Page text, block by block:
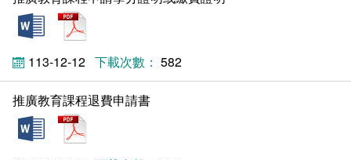
doc
113-12-12 582
推廣教育課程退費申請書
docx